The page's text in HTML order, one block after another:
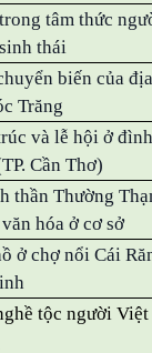
tâm thức
thái
biến của
Trăng
và lễ hội ở
Cần Thơ)
thần Thường
hóa ở cơ sở
ở chợ nổi Cái
tộc người